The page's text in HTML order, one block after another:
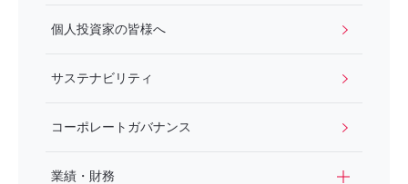
個人投資家の皆様へ
サステナビリティ
コーポレートガバナンス
業績・財務